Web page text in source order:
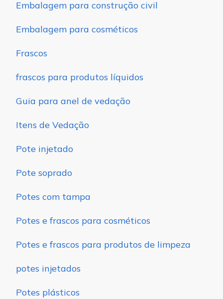
Embalagem para construção civil
Embalagem para cosméticos
Frascos
frascos para produtos líquidos
Guia para anel de vedação
Itens de Vedação
Pote injetado
Pote soprado
Potes com tampa
Potes e frascos para cosméticos
Potes e frascos para produtos de limpeza
potes injetados
Potes plásticos